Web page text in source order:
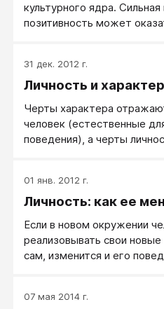
культурного ядра.
позитивность может
даже если он родился
31 дек. 2012 г.
Личность и характер
Черты характера
человек (естественные
поведения), а черты
относительно
способы, можно
разными способами.
01 янв. 2012 г.
Личность: как ее
Если в новом окружении
реализовывать свои
сам, изменится и его
07 мая 2014 г.